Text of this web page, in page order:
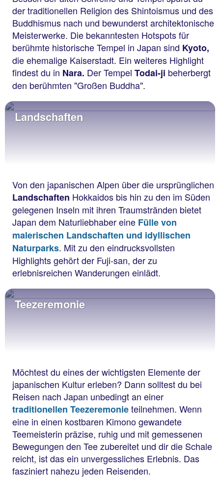
der traditionellen Religion des Shintoismus und des
Buddhismus nach und bewunderst architektonische
Meisterwerke. Die bekanntesten Hotspots für
berühmte historische Tempel in Japan sind Kyoto,
die ehemalige Kaiserstadt. Ein weiteres Highlight
findest du in Nara. Der Tempel Todai-ji beherbergt
den berühmten "Großen Buddha".
Landschaften
Von den japanischen Alpen über die ursprünglichen
Landschaften Hokkaidos bis hin zu den im Süden
gelegenen Inseln mit ihren Traumstränden bietet
Japan dem Naturliebhaber eine Fülle von
malerischen Landschaften und idyllischen
Naturparks. Mit zu den eindrucksvollsten
Highlights gehört der Fuji-san, der zu
erlebnisreichen Wanderungen einlädt.
Teezeremonie
Möchtest du eines der wichtigsten Elemente der
japanischen Kultur erleben? Dann solltest du bei
Reisen nach Japan unbedingt an einer
traditionellen Teezeremonieteilnehmen. Wenn
eine in einen kostbaren Kimono gewandete
Teemeisterin präzise, ruhig und mit gemessenen
Bewegungen den Tee zubereitet und dir die Schale
reicht, ist das ein unvergessliches Erlebnis. Das
fasziniert nahezu jeden Reisenden.